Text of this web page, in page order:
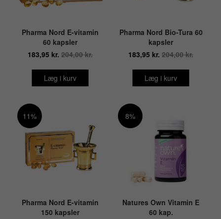
Pharma Nord E-vitamin
60 kapsler
183,95 kr. 204,00 kr.
Læg i kurv
Pharma Nord Bio-Tura 60
kapsler
183,95 kr. 204,00 kr.
Læg i kurv
11%
Pharma Nord E-vitamin
150 kapsler
8%
Natures Own Vitamin E
60 kap.